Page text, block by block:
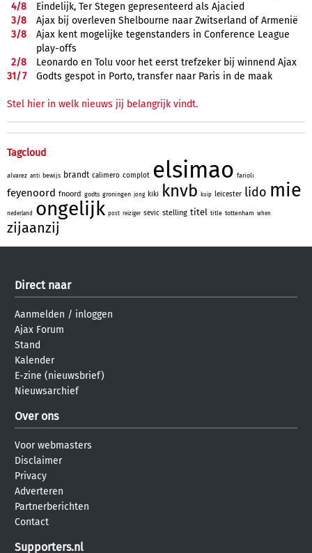
4/8
Eindelijk, Ter Stegen gepresenteerd als Ajacied
3/8
Ajax bij overleven Shelbourne naar Zwitserland of Armenië
3/8
Ajax kent mogelijke tegenstanders in Conference League
play-offs
2/8
Leonardo en Tolu voor het eerst trefzeker bij winnend Ajax
31/7 Godts gespot in Porto, transfer naar Paris in de maak
Stel hier in welk nieuws jij belangrijk vindt.
Tagcloud
alvarez anti bewijs brandt calimero complot elsimao farioli
feyenoord fnoord godts groningen jong kiki knvb kuip leicester lido mie
nederland ongelijk post reiziger sevic stelling titel title tottenham when
zijaanzij
Direct naar
Aanmelden / inloggen
Ajax Forum
Stand
Kalender
E-zine (nieuwsbrief)
Nieuwsarchief
Over ons
Voor webmasters
Disclaimer
Privacy
Adverteren
Partnerberichten
Contact
Supporters.nl